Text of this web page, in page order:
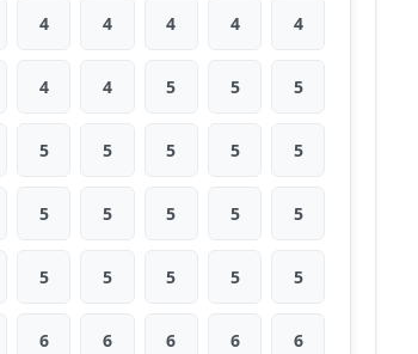
4 4 4 4 4
4 4 5 5 5
5 5 5 5 5
5 5 5 5 5
5 5 5 5 5
6 6 6 6 6